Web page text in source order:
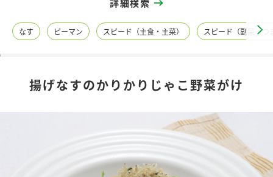
レシピ名特集
商品情報
調味酢
詳細検索
なす ピーマン スピード（主食・主菜） スピード（副菜・つ
揚げなすのかりかりじゃこ野菜がけ